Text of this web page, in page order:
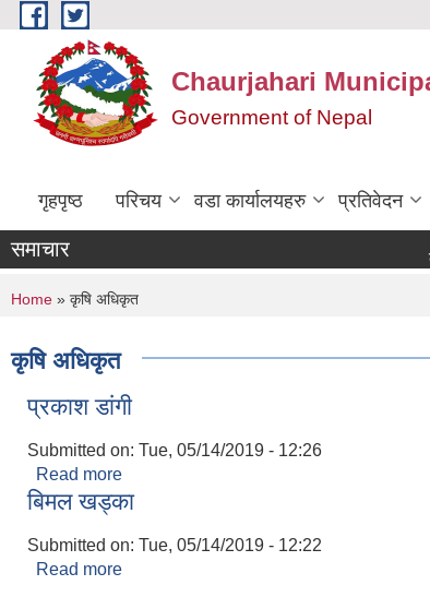
Skip to main content
Chaurjahari
Government of Nepal
गृहपृष्ठ परिचय वडा कार्यालयहरु प्रतिवेदन
समाचार
You are here
Home » कृषि अधिकृत
कृषि अधिकृत
प्रकाश डांगी
Submitted on: Tue, 05/14/2019 - 12:26
Read more
बिमल खड्का
Submitted on: Tue, 05/14/2019 - 12:22
Read more